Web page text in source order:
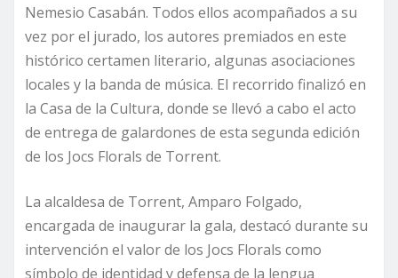
Nemesio Casabán. Todos ellos acompañados a su
vez por el jurado, los autores premiados en este
histórico certamen literario, algunas asociaciones
locales y la banda de música. El recorrido finalizó en
la Casa de la Cultura, donde se llevó a cabo el acto
de entrega de galardones de esta segunda edición
de los Jocs Florals de Torrent.
La alcaldesa de Torrent, Amparo Folgado,
encargada de inaugurar la gala, destacó durante su
intervención el valor de los Jocs Florals como
símbolo de identidad y defensa de la lengua